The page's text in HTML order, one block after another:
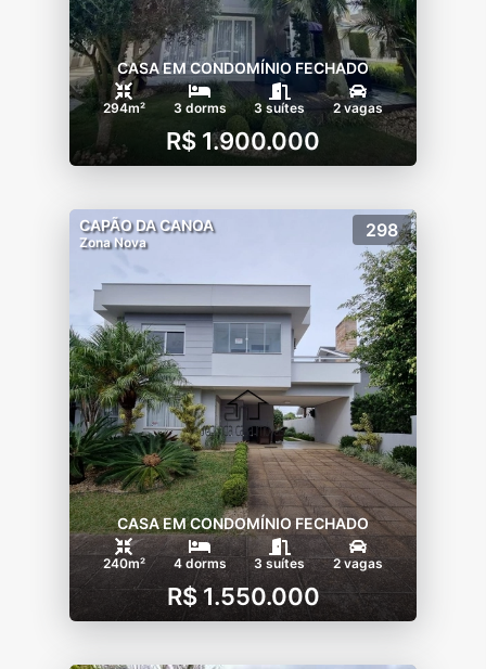
CASA EM CONDOMÍNIO FECHADO
294m² 3 dorms 3 suítes 2 vagas
R$ 1.900.000
CAPÃO DA CANOA
Zona Nova
298
CASA EM CONDOMÍNIO FECHADO
240m² 4 dorms 3 suítes 2 vagas
R$ 1.550.000